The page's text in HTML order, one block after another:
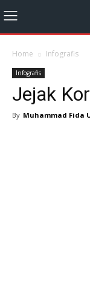
Home Infografis
Infografis
Jejak
By Muhammad Fida